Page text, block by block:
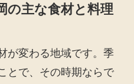
の主な食材と料理
が変わる地域です。季
とで、その時期ならで